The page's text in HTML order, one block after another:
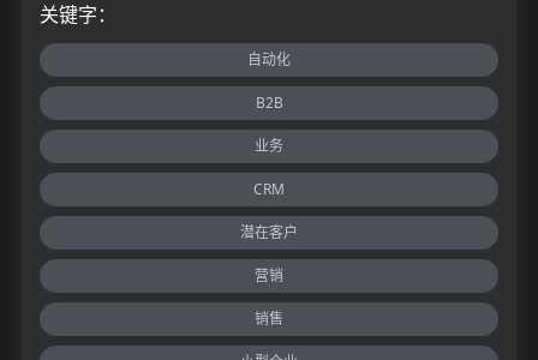
关键字：
自动化
B2B
业务
CRM
潜在客户
营销
销售